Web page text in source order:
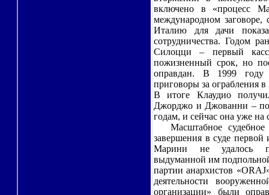
включено в «процесс
международном заговоре,
Италию для дачи
сотрудничества. Годом
Силоцци – первый
пожизненный срок, но
оправдан. В 1999 году
приговоры за ограбления в
В итоге Клаудио
Джорджо и Джованни – по
годам, и сейчас она уже на
Масштабное судебное
завершения в суде первой
Марини не удалось
выдуманной им
партии анархистов
деятельности
организации» были